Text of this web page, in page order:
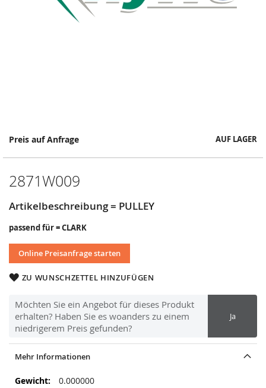
Preis auf Anfrage AUF LAGER
2871W009
Artikelbeschreibung = PULLEY
passend für = CLARK
Online Preisanfrage starten
ZU WUNSCHZETTEL HINZUFÜGEN
Möchten Sie ein Angebot für dieses Produkt
erhalten? Haben Sie es woanders zu einem
niedrigerem Preis gefunden?
Ja
Springe
Anfang
Bildergalerie
Mehr Informationen
Mehr
0.000000